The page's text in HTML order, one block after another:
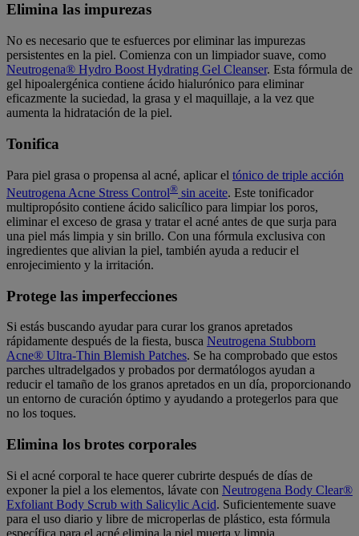
Elimina las impurezas
No es necesario que te esfuerces por eliminar las impurezas
persistentes en la piel. Comienza con un limpiador suave, como
Neutrogena® Hydro Boost Hydrating Gel Cleanser. Esta fórmula de
gel hipoalergénica contiene ácido hialurónico para eliminar
eficazmente la suciedad, la grasa y el maquillaje, a la vez que
aumenta la hidratación de la piel.
Tonifica
Para piel grasa o propensa al acné, aplicar el tónico de triple acción
Neutrogena Acne Stress Control® sin aceite. Este tonificador
multipropósito contiene ácido salicílico para limpiar los poros,
eliminar el exceso de grasa y tratar el acné antes de que surja para
una piel más limpia y sin brillo. Con una fórmula exclusiva con
ingredientes que alivian la piel, también ayuda a reducir el
enrojecimiento y la irritación.
Protege las imperfecciones
Si estás buscando ayudar para curar los granos apretados
rápidamente después de la fiesta, busca Neutrogena Stubborn
Acne® Ultra-Thin Blemish Patches. Se ha comprobado que estos
parches ultradelgados y probados por dermatólogos ayudan a
reducir el tamaño de los granos apretados en un día, proporcionando
un entorno de curación óptimo y ayudando a protegerlos para que
no los toques.
Elimina los brotes corporales
Si el acné corporal te hace querer cubrirte después de días de
exponer la piel a los elementos, lávate con Neutrogena Body Clear®
Exfoliant Body Scrub with Salicylic Acid. Suficientemente suave
para el uso diario y libre de microperlas de plástico, esta fórmula
específica para el acné elimina la piel muerta y limpia